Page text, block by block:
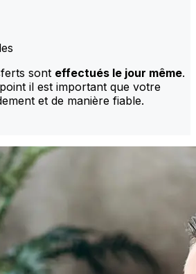
sont effectués le jour même.
il est important que votre
et de manière fiable.